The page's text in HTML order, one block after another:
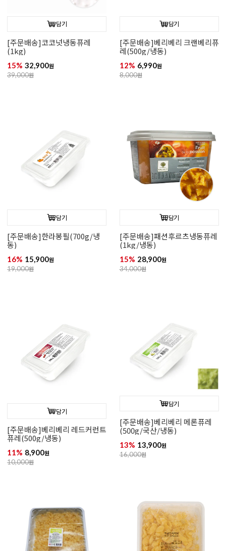
담기
[주문배송]코코넛냉동퓨레
(1kg)
15% 32,900원
39,000원
담기
[주문배송]베리베리 크랜베리퓨
레(500g/냉동)
12% 6,990원
8,000원
담기
[주문배송]한라봉필(700g/냉
동)
16% 15,900원
19,000원
담기
[주문배송]패션후르츠냉동퓨레
(1kg/냉동)
15% 28,900원
34,000원
담기
[주문배송]베리베리 레드커런트
퓨레(500g/냉동)
11% 8,900원
10,000원
담기
[주문배송]베리베리 메론퓨레
(500g/국산/냉동)
13% 13,900원
16,000원